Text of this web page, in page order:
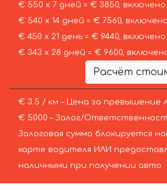
€ 550 х 7 дней = € 3850, включено
€ 540 х 14 дней = € 7560,
€ 450 х 21 день = € 9440,
€ 343 х 28 дней = € 9600,
Расчёт
€ 3.5 / км – Цена за превышение
€ 5000 – Залог/
Залоговая сумма блокируется
карте водителя ИЛИ
наличными при получении авто.